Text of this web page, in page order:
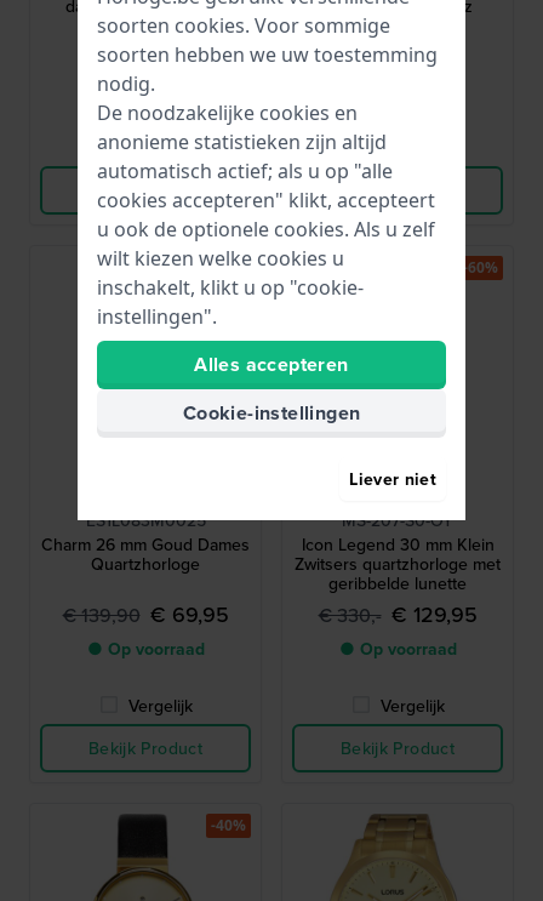
dames quartzhorloge
€ 179,-
● Op voorraad
Vergelijk
Bekijk Product
Retro digitaal quartz
horloge
€ 69,90
Vergelijk
Bekijk Product
ES1L083M0025
Charm 26 mm Goud Dames
Quartzhorloge
€ 139,90 € 69,95
● Op voorraad
Vergelijk
Bekijk Product
-50%
Mondia
MS-207-S0-OY
Icon Legend 30 mm Klein
Zwitsers quartzhorloge met
geribbelde lunette
€ 330,- € 129,95
● Op voorraad
Vergelijk
Bekijk Product
-60%
-40%
soorten cookies. Voor sommige
soorten hebben we uw toestemming
nodig.
De noodzakelijke cookies en
anonieme statistieken zijn altijd
automatisch actief; als u op "alle
cookies accepteren" klikt, accepteert
u ook de optionele cookies. Als u zelf
wilt kiezen welke cookies u
inschakelt, klikt u op "cookie-
instellingen".
Alles accepteren
Cookie-instellingen
Liever niet